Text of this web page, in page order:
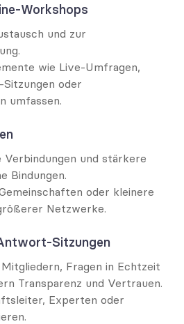
Workshops
und zur
wie Live-Umfragen,
oder
umfassen.
und stärkere
Bindungen.
oder kleinere
Netzwerke.
Sitzungen
Fragen in Echtzeit
Transparenz und Vertrauen.
Experten oder